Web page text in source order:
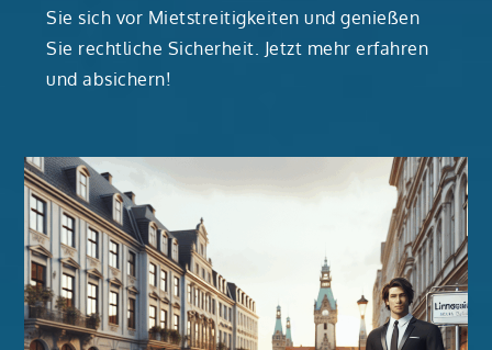
Sie sich vor Mietstreitigkeiten und genießen
Sie rechtliche Sicherheit. Jetzt mehr erfahren
und absichern!